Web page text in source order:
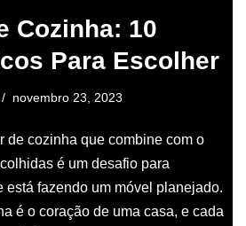
Cozinha: 10
Para Escolher
novembro 23, 2023
de cozinha que combine com o
é um desafio para
está fazendo um móvel planejado.
é o coração de uma casa, e cada